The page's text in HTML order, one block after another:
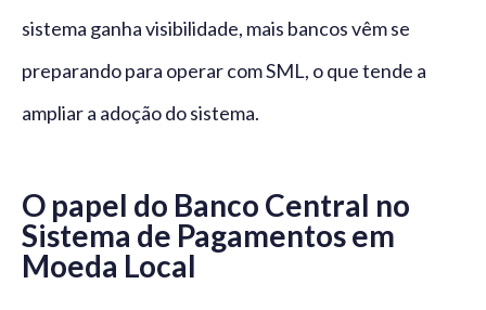
sistema ganha visibilidade, mais bancos vêm se
preparando para operar com SML, o que tende a
ampliar a adoção do sistema.
O papel do Banco Central no
Sistema de Pagamentos em
Moeda Local